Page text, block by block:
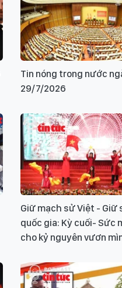
Tin nóng trong nước
29/7/2026
Giữ mạch sử Việt - Giữ
quốc gia: Kỳ cuối- Sức
cho kỷ nguyên vươn